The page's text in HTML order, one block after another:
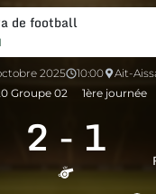
de football
2025 10:00
Ait-
Groupe 02
1ère journée
2 - 1